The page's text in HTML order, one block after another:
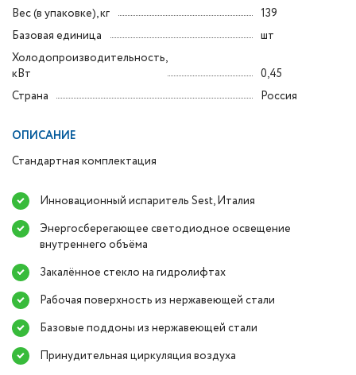
Вес (в упаковке), кг
139
Базовая единица
шт
Холодопроизводительность,
кВт
0,45
Страна
Россия
ОПИСАНИЕ
Стандартная комплектация
Инновационный испаритель Sest, Италия
Энергосберегающее светодиодное освещение
внутреннего объёма
Закалённое стекло на гидролифтах
Рабочая поверхность из нержавеющей стали
Базовые поддоны из нержавеющей стали
Принудительная циркуляция воздуха